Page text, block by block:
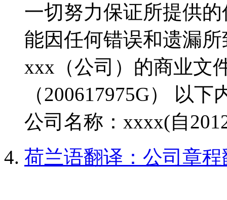
一切努力保证所提供
能因任何错误和遗漏
xxx（公司）的商业文
（200617975G） 以
公司名称：xxxx(自
荷兰语翻译：公司章